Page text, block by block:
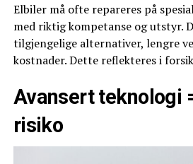
Elbiler må ofte repareres på
med riktig kompetanse og utstyr.
tilgjengelige alternativer, lengre
kostnader. Dette reflekteres i
Avansert teknologi
risiko